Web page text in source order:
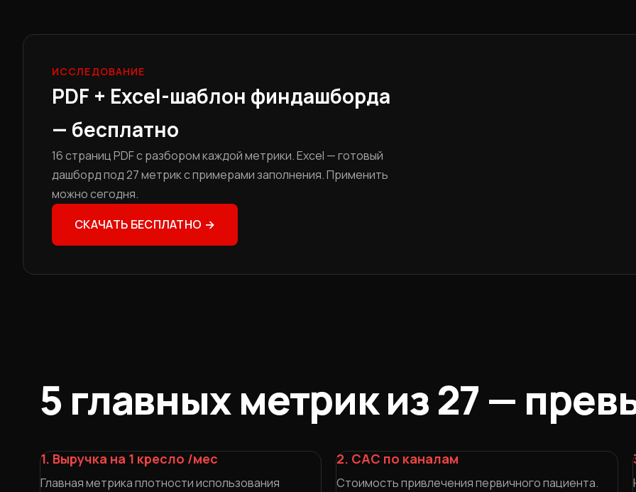
ИССЛЕДОВАНИЕ
PDF + Excel-шаблон финдашборда
— бесплатно
16 страниц PDF с разбором каждой метрики. Excel — готовый
дашборд под 27 метрик с примерами заполнения. Применить
можно сегодня.
СКАЧАТЬ БЕСПЛАТНО →
5 главных метрик из 27 —
1. Выручка на 1 кресло /мес
Главная метрика плотности использования
2. CAC по каналам
Стоимость привлечения первичного пациента.